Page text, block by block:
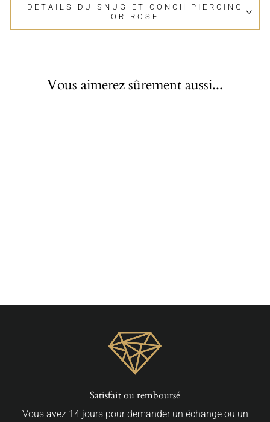
DETAILS DU SNUG ET CONCH PIERCING
OR ROSE
Vous aimerez sûrement aussi...
Satisfait ou remboursé
Vous avez 14 jours pour demander un échange ou un